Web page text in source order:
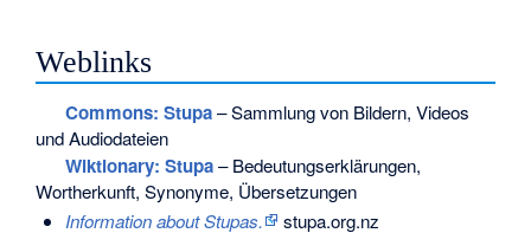
Weblinks
Commons: Stupa– Sammlung von Bildern, Videos
und Audiodateien
Wiktionary: Stupa– Bedeutungserklärungen,
Wortherkunft, Synonyme, Übersetzungen
Information about Stupas.
stupa.org.nz